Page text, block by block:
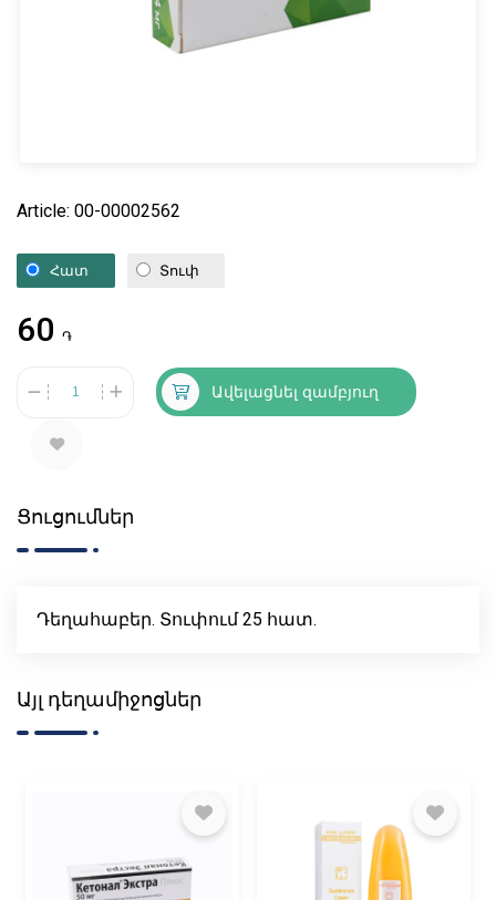
Article: 00-00002562
Հատ Տուփ
60 ֏
Ավելացնել զամբյուղ
Ցուցումներ
Դեղահաբեր. Տուփում 25 հատ.
Այլ դեղամիջոցներ